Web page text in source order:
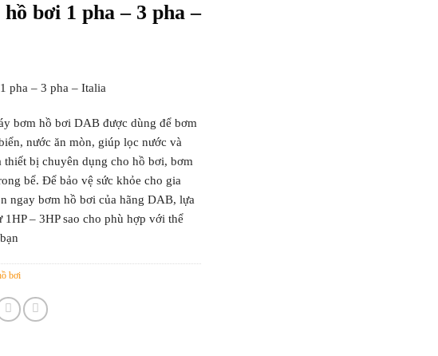
bơi 1 pha – 3 pha –
pha – 3 pha – Italia
bơm hồ bơi DAB được dùng để bơm
nước ăn mòn, giúp lọc nước và
thiết bị chuyên dụng cho hồ bơi, bơm
bể. Để bảo vệ sức khỏe cho gia
ngay bơm hồ bơi của hãng DAB, lựa
1HP – 3HP sao cho phù hợp với thể
bơi